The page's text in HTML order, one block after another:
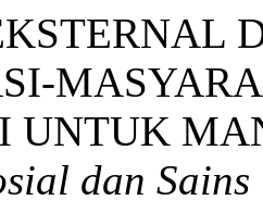
UNTUK
dan Sains